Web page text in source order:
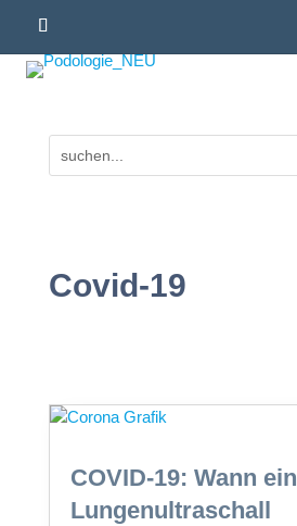
Covid-19
COVID-19: Wann ein
Lungenultraschall